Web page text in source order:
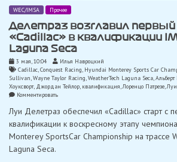
WEC/IMSA Прочее
Делетраз возглавил первый
«Cadillac» в квалификации
Laguna Seca
3 мая, 10:04
Илья Навроцкий
Cadillac,Conquest Racing, Hyundai Monterey Sports Car
Sullivan,Wayne Taylor Racing,WeatherTech Laguna Seca,Альберт
Хоуксворт, Джордан Тейлор, квалификация,Лоренцо Патрезе,
Комментироватьon
возглавил
ряд
для
Луи Делетраз обеспечил «Cadillac» старт с
квалификации к воскресному этапу
Monterey SportsCar Championship на трассе
Laguna Seca.